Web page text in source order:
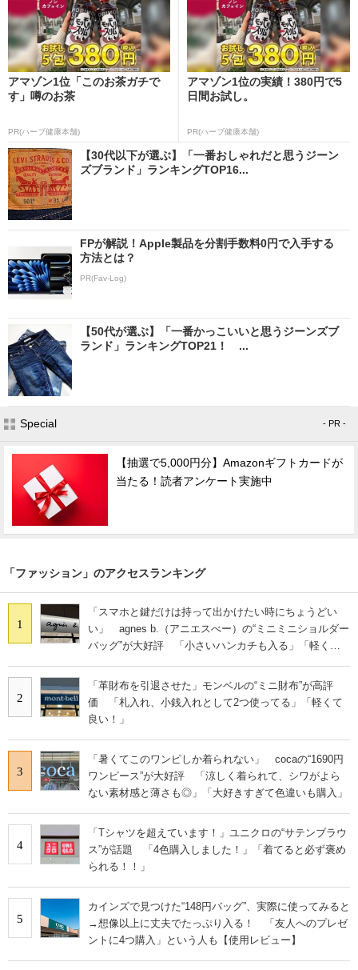
アマゾン1位「このお茶ガチで
す」噂のお茶
PR(ハーブ健康本舗)
アマゾン1位の実績！380円で5
日間お試し。
PR(ハーブ健康本舗)
【30代以下が選ぶ】「一番おしゃれだと思うジーン
ズブランド」ランキングTOP16...
FPが解説！Apple製品を分割手数料0円で入手する
方法とは？
PR(Fav-Log)
【50代が選ぶ】「一番かっこいいと思うジーンズブ
ランド」ランキングTOP21！ ...
Special - PR -
【抽選で5,000円分】Amazonギフトカードが
当たる！読者アンケート実施中
「ファッション」のアクセスランキング
1
「スマホと鍵だけは持って出かけたい時にちょうどい
い」 agnes b.（アニエスべー）の“ミニミニショルダー
バッグ”が大好評 「小さいハンカチも入る」「軽くて
2
「革財布を引退させた」モンベルの“ミニ財布”が高評
価 「札入れ、小銭入れとして2つ使ってる」「軽くて
良い！」
3
「暑くてこのワンピしか着られない」 cocaの“1690円
ワンピース”が大好評 「涼しく着られて、シワがよら
ない素材感と薄さも◎」「大好きすぎて色違いも購入」
4
「Tシャツを超えています！」ユニクロの“サテンブラウ
ス”が話題 「4色購入しました！」「着てると必ず褒め
られる！！」
5
カインズで見つけた“148円バッグ”、実際に使ってみると
→想像以上に丈夫でたっぷり入る！ 「友人へのプレゼ
ントに4つ購入」という人も【使用レビュー】